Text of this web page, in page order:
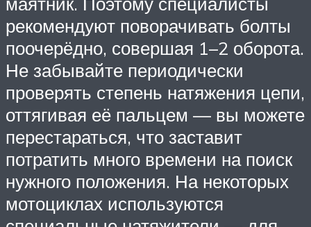
рекомендуют поворачивать болты
поочерёдно, совершая 1–2 оборота.
Не забывайте периодически
проверять степень натяжения цепи,
оттягивая её пальцем — вы можете
перестараться, что заставит
потратить много времени на поиск
нужного положения. На некоторых
мотоциклах используются